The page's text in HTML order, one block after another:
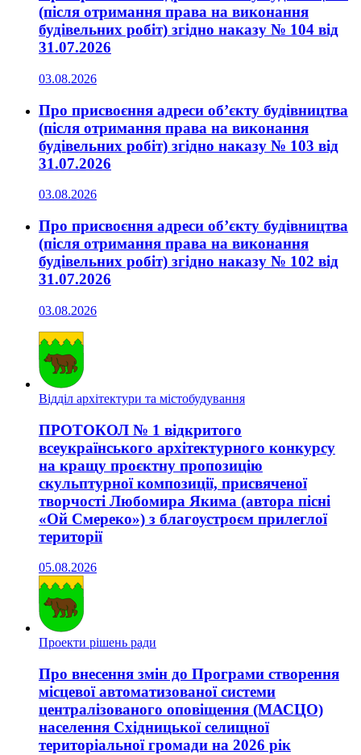
(після отримання права на виконання
будівельних робіт) згідно наказу № 104 від
31.07.2026
03.08.2026
Про присвоєння адреси об’єкту будівництва
(після отримання права на виконання
будівельних робіт) згідно наказу № 103 від
31.07.2026
03.08.2026
Про присвоєння адреси об’єкту будівництва
(після отримання права на виконання
будівельних робіт) згідно наказу № 102 від
31.07.2026
03.08.2026
Відділ архітектури та містобудування
ПРОТОКОЛ № 1 відкритого
всеукраїнського архітектурного конкурсу
на кращу проєктну пропозицію
скульптурної композиції, присвяченої
творчості Любомира Якима (автора пісні
«Ой Смереко») з благоустроєм прилеглої
території
05.08.2026
Проекти рішень ради
Про внесення змін до Програми створення
місцевої автоматизованої системи
централізованого оповіщення (МАСЦО)
населення Східницької селищної
територіальної громади на 2026 рік